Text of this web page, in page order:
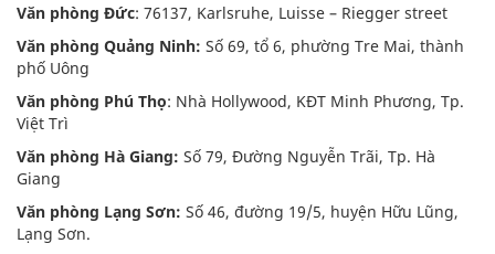
Văn phòng Đức: 76137, Karlsruhe, Luisse – Riegger street
Văn phòng Quảng Ninh: Số 69, tổ 6, phường Tre Mai, thành
phố Uông
Văn phòng Phú Thọ: Nhà Hollywood, KĐT Minh Phương, Tp.
Việt Trì
Văn phòng Hà Giang: Số 79, Đường Nguyễn Trãi, Tp. Hà
Giang
Văn phòng Lạng Sơn: Số 46, đường 19/5, huyện Hữu Lũng,
Lạng Sơn.